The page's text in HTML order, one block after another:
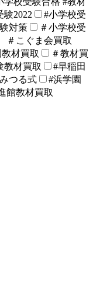
験2022
#小学校受
対策
＃小学校受
＃こぐま会買取
材買取
＃教材買
材買取
#早稲田
つる式
#浜学園
館教材買取